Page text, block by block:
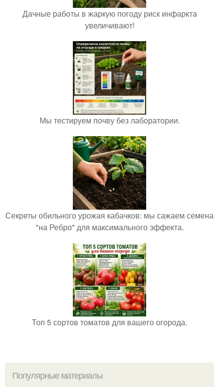
Дачные работы в жаркую погоду риск инфаркта
увеличивают!
Мы тестируем почву без лаборатории.
Секреты обильного урожая кабачков: мы сажаем семена
"на Ребро" для максимального эффекта.
Топ 5 сортов томатов для вашего огорода.
Популярные материалы